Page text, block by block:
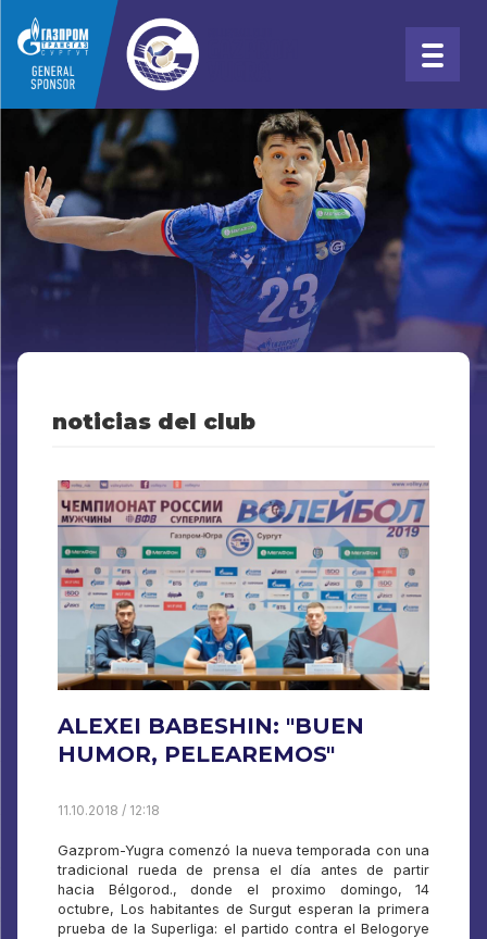
noticias del club
ALEXEI BABESHIN: "BUEN
HUMOR, PELEAREMOS"
11.10.2018 / 12:18
Gazprom-Yugra comenzó la nueva temporada con una
tradicional rueda de prensa el día antes de partir
hacia Bélgorod., donde el proximo domingo, 14
octubre, Los habitantes de Surgut esperan la primera
prueba de la Superliga: el partido contra el Belogorye